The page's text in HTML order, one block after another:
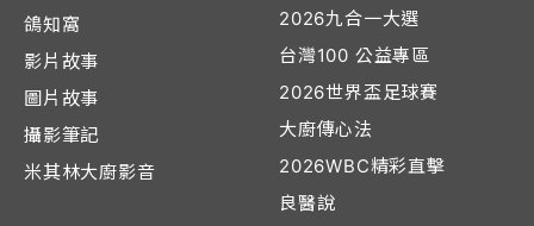
鴿知窩
影片故事
圖片故事
攝影筆記
米其林大廚影音
2026九合一大選
台灣100 公益專區
2026世界盃足球賽
大廚傳心法
2026WBC精彩直擊
良醫說